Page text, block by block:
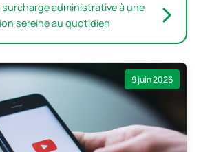
surcharge administrative à une
sereine au quotidien
9 juin 2026